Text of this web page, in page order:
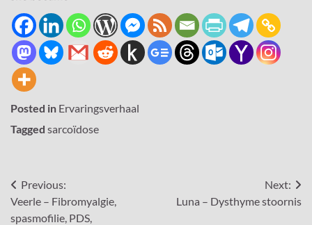
Posted in Ervaringsverhaal
Tagged sarcoïdose
Bericht
navigatie
Previous:
Veerle – Fibromyalgie,
spasmofilie, PDS,
Next:
Luna – Dysthyme stoornis